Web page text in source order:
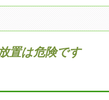
めまい
耳の疾患
鼻の疾患
喉の疾患
花粉症
咽の疾患
味覚障害
置は危険です